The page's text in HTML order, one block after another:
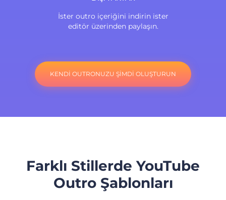
İster outro içeriğini indirin ister
editör üzerinden paylaşın.
KENDİ OUTRONUZU ŞİMDİ OLUŞTURUN
Farklı Stillerde YouTube
Outro Şablonları